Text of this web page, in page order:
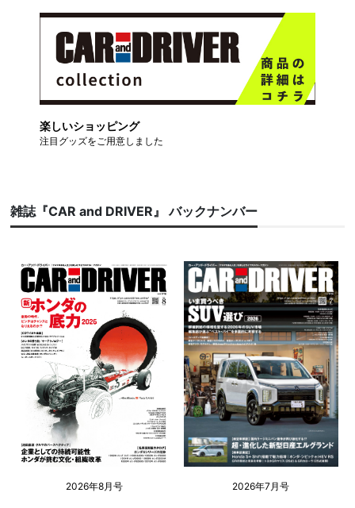
楽しいショッピング
注目グッズをご用意しました
雑誌『CAR and DRIVER』 バックナンバー
2026年8月号 2026年7月号